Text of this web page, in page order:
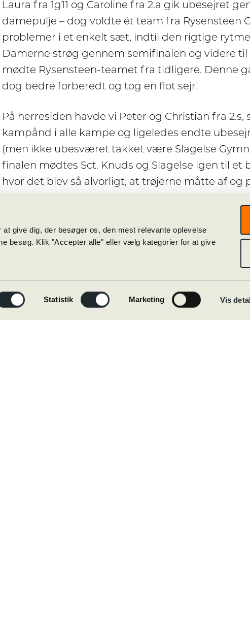
give dig, der besøger os, den mest relevante oplevelse
besøg. Klik "Accepter alle" eller vælg kategorier for at give
Statistik Marketing Vis
Laura fra 1g11 og Caroline fra 2.a gik ubesejret
damepulje – dog voldte ét team fra Rysensteen
problemer i et enkelt sæt, indtil den rigtige
Damerne strøg gennem semifinalen og videre til
mødte Rysensteen-teamet fra tidligere. Denne
dog bedre forberedt og tog en flot sejr!
På herresiden havde vi Peter og Christian fra 2.s,
kampånd i alle kampe og ligeledes endte
(men ikke ubesværet takket være Slagelse
finalen mødtes Sct. Knuds og Slagelse igen til et
hvor det blev så alvorligt, at trøjerne måtte af og
Smilene var store og humøret var højt. Da dagen
dame- og herrerække!
STORT TILLYKKE TIL BEGGE HOLD!